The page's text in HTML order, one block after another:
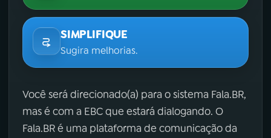
SIMPLIFIQUE
Sugira melhorias.
Você será direcionado(a) para o sistema Fala.BR,
mas é com a EBC que estará dialogando. O
Fala.BR é uma plataforma de comunicação da